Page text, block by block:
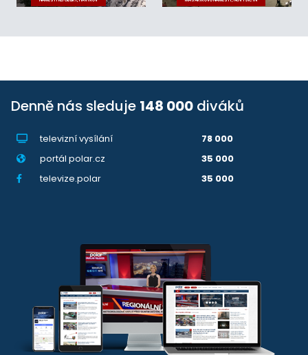
Denně nás sleduje 148 000 diváků
televizní vysílání
78 000
portál polar.cz
35 000
televize.polar
35 000